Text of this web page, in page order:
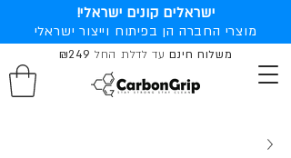
משלוח חינםעד לדלת החל ₪249
מוצרי החברה הן בפיתוח וייצור ישראלי
ישראלים קונים ישראלי!